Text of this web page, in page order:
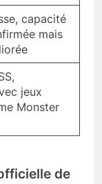
capacité
mais
jeux
Monster
de